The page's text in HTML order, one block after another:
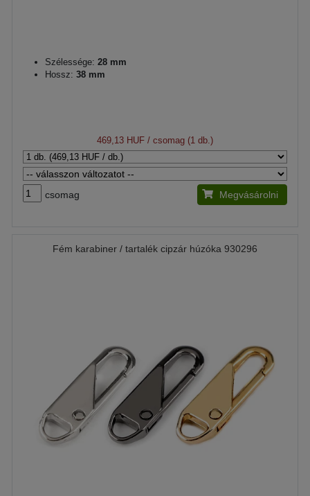
Szélessége: 28 mm
Hossz: 38 mm
469,13 HUF / csomag (1 db.)
csomag Megvásárolni
Fém karabiner / tartalék cipzár húzóka 930296